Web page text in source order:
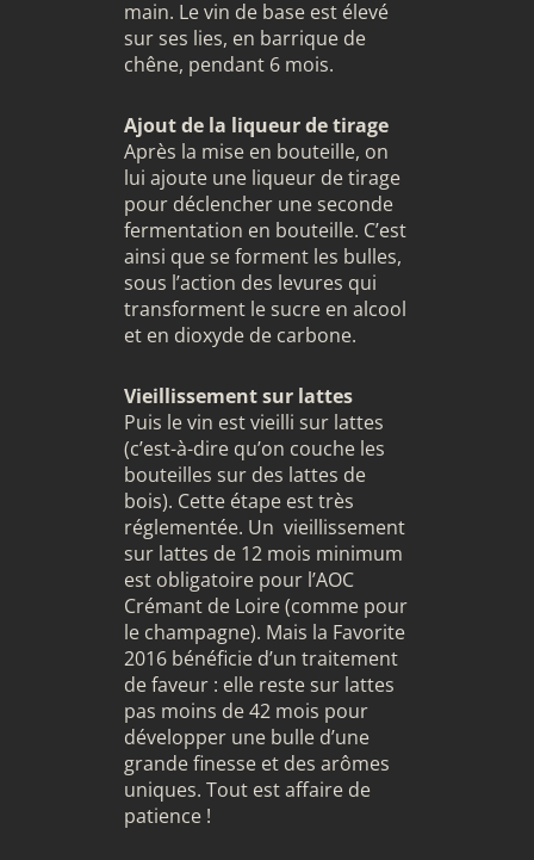
main. Le vin de base est élevé
sur ses lies, en barrique de
chêne, pendant 6 mois.
Ajout de la liqueur de tirage
Après la mise en bouteille, on
lui ajoute une liqueur de tirage
pour déclencher une seconde
fermentation en bouteille. C’est
ainsi que se forment les bulles,
sous l’action des levures qui
transforment le sucre en alcool
et en dioxyde de carbone.
Vieillissement sur lattes
Puis le vin est vieilli sur lattes
(c’est-à-dire qu’on couche les
bouteilles sur des lattes de
bois). Cette étape est très
réglementée. Un vieillissement
sur lattes de 12 mois minimum
est obligatoire pour l’AOC
Crémant de Loire (comme pour
le champagne). Mais la Favorite
2016 bénéficie d’un traitement
de faveur : elle reste sur lattes
pas moins de 42 mois pour
développer une bulle d’une
grande finesse et des arômes
uniques. Tout est affaire de
patience !